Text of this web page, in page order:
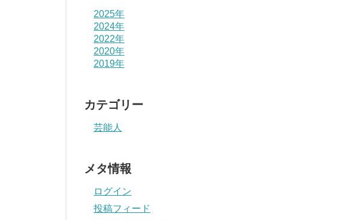
2025年
2024年
2022年
2020年
2019年
カテゴリー
芸能人
メタ情報
ログイン
投稿フィード